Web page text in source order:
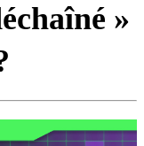
»